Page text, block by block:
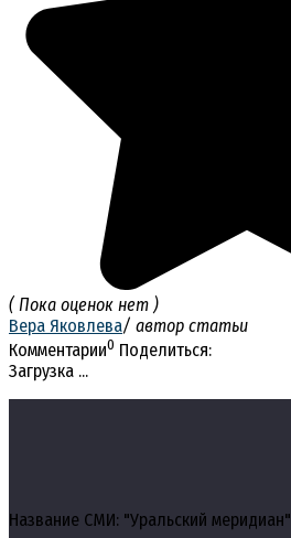
( Пока оценок нет )
Вера Яковлева/ автор статьи
Комментарии0 Поделиться:
Загрузка ...
Название СМИ: "Уральский меридиан"